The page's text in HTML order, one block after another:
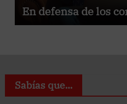
En defensa de los
Sabías que...